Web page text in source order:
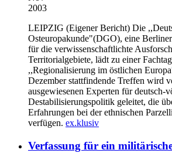
2003
LEIPZIG (Eigener Bericht) Die
Osteuropakunde"(DGO), eine
für die verwissenschaftlichte
Territorialgebiete, lädt zu einer
,,Regionalisierung im östlichen
Dezember stattfindende Treffen wird
ausgewiesenen Experten für deutsch-
Destabilisierungspolitik geleitet, die
Erfahrungen bei der ethnischen
verfügen. ex.klusiv
Verfassung für ein